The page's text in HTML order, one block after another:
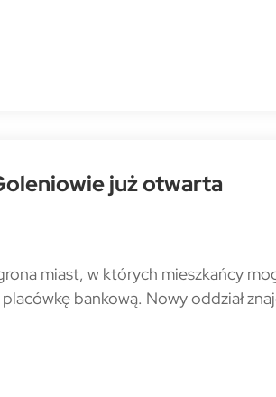
już otwarta
miast, w których mieszkańcy
bankową. Nowy oddział